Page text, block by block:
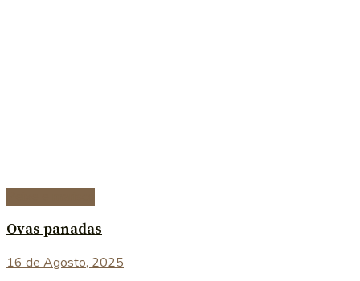
Ovas panadas
16 de Agosto, 2025